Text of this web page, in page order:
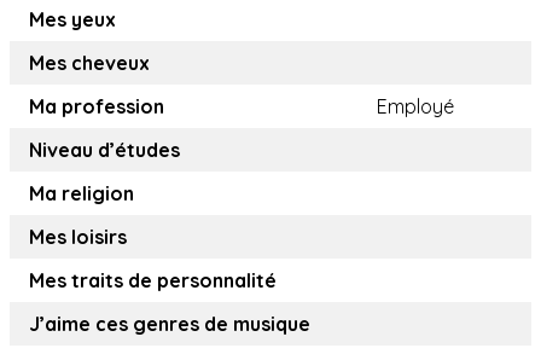
Mes yeux
Mes cheveux
Ma profession
Employé
Niveau d’études
Ma religion
Mes loisirs
Mes traits de personnalité
J’aime ces genres de musique